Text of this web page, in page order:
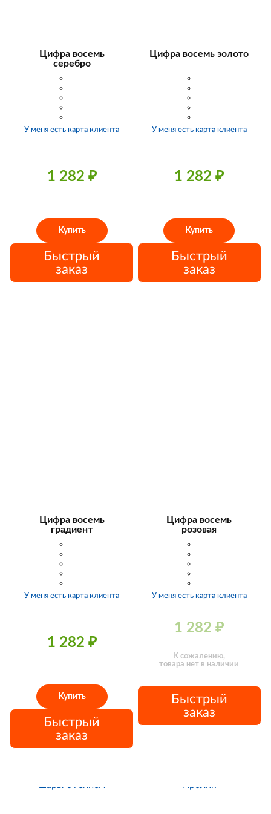
Цифра восемь
серебро
У меня есть карта клиента
1 282 ₽
Купить
Быстрый
заказ
Цифра восемь золото
У меня есть карта клиента
1 282₽
Купить
Быстрый
заказ
Цифра восемь
градиент
У меня есть карта клиента
1 282 ₽
Купить
Быстрый
заказ
Цифра восемь
розовая
У меня есть карта клиента
1 282₽
К сожалению,
товара нет в наличии
Быстрый
заказ